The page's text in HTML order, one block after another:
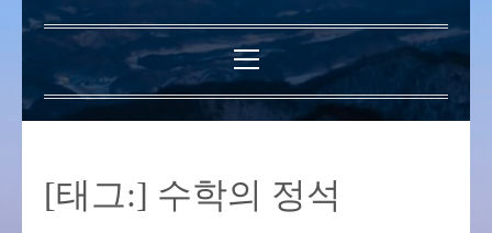
기
기
본
메
뉴
[태그:] 수학의 정석